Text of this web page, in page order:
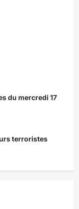
du mercredi 17
terroristes